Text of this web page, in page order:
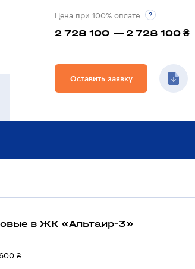
Цена при 100% оплате
2 728 100 — 2 728 100 ₴
Оставить заявку
в ЖК «Альтаир-3»
₴